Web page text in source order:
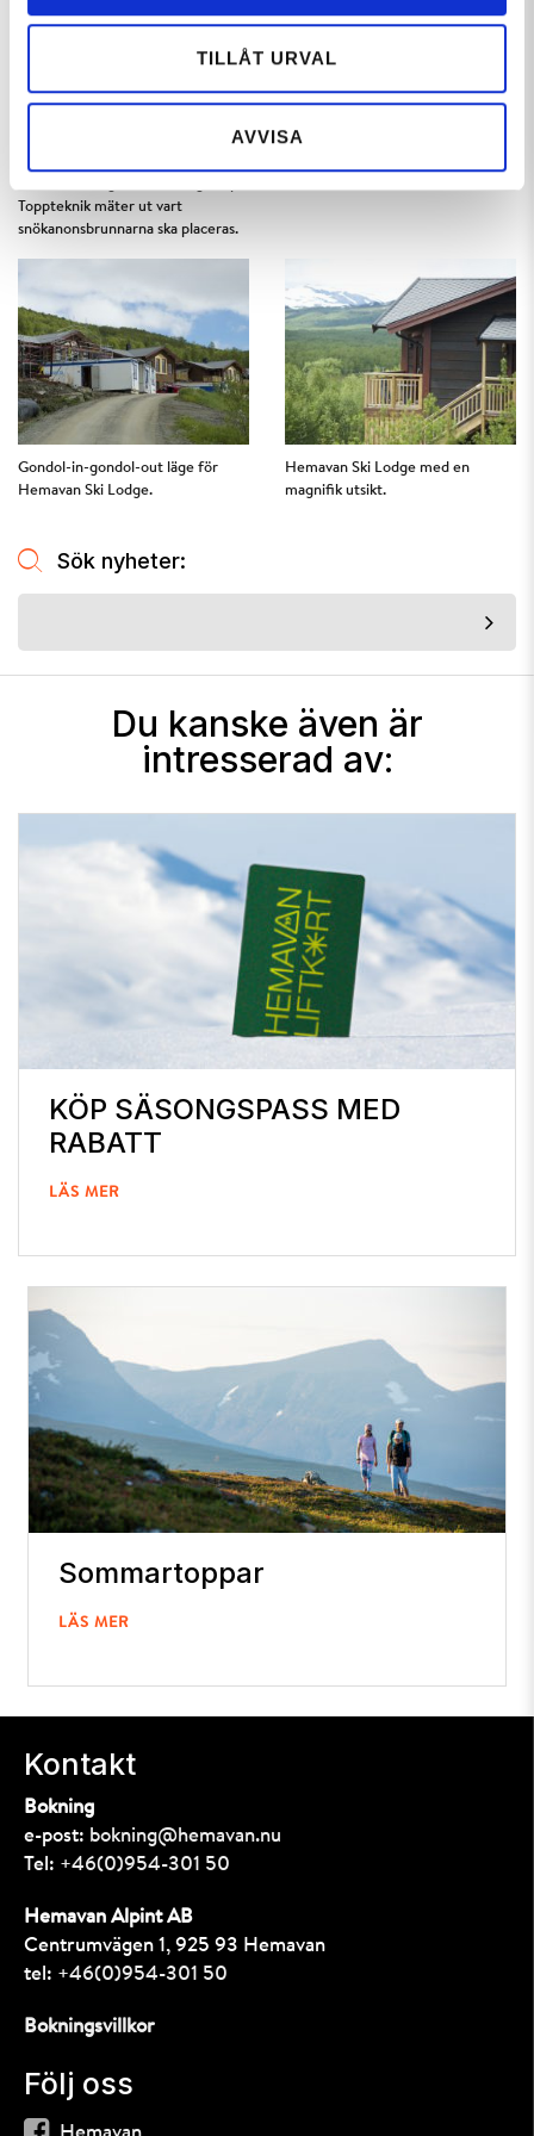
TILLÅT URVAL
AVVISA
Toppteknik mäter ut vart
snökanonsbrunnarna ska placeras.
Gondol-in-gondol-out läge för
Hemavan Ski Lodge.
Hemavan Ski Lodge med en
magnifik utsikt.
Sök nyheter:
Du kanske även är
intresserad av:
KÖP SÄSONGSPASS MED
RABATT
LÄS MER
Sommartoppar
LÄS MER
Kontakt
Bokning
e-post: bokning@hemavan.nu
Tel: +46(0)954-301 50
Hemavan Alpint AB
Centrumvägen 1, 925 93 Hemavan
tel: +46(0)954-301 50
Bokningsvillkor
Följ oss